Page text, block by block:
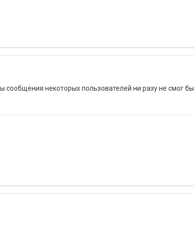
сообщения некоторых пользователей ни разу не смог бы